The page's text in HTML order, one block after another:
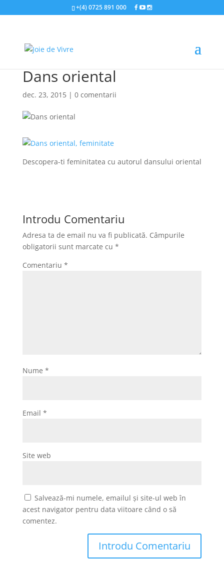
+(4) 0725 891 000
Dans oriental
dec. 23, 2015| 0 comentarii
Descopera-ti feminitatea cu autorul dansului oriental
Introdu Comentariu
Adresa ta de email nu va fi publicată. Câmpurile
obligatorii sunt marcate cu *
Comentariu *
Nume *
Email *
Site web
Salvează-mi numele, emailul și site-ul web în
acest navigator pentru data viitoare când o să
comentez.